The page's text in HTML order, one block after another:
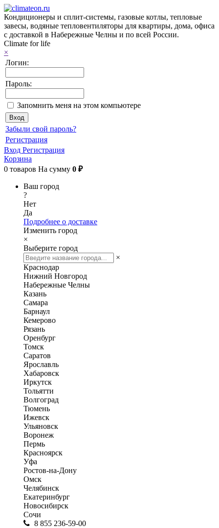
Кондиционеры и сплит-системы, газовые котлы, тепловые
завесы, водяные тепловентиляторы для квартиры, дома, офиса
с доставкой в Набережные Челны и по всей России.
Climate for life
×
Логин:
Пароль:
Запомнить меня на этом компьютере
Забыли свой пароль?
Регистрация
Вход Регистрация
Корзина
0 товаров На сумму 0 ₽
Ваш город
?
Нет
Да
Подробнее о доставке
Изменить город
×
Выберите город
×
Краснодар
Нижний Новгород
Набережные Челны
Казань
Самара
Барнаул
Кемерово
Рязань
Оренбург
Томск
Саратов
Ярославль
Хабаровск
Иркутск
Тольятти
Волгоград
Тюмень
Ижевск
Ульяновск
Воронеж
Пермь
Красноярск
Уфа
Ростов-на-Дону
Омск
Челябинск
Екатеринбург
Новосибирск
Сочи
8 855 236-59-00